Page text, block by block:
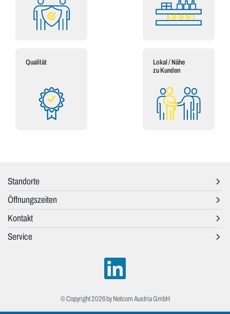
Qualität
Lokal / Nähe
zu Kunden
Standorte
Öffnungszeiten
Kontakt
Service
© Copyright 2026 by Netcom Austria GmbH